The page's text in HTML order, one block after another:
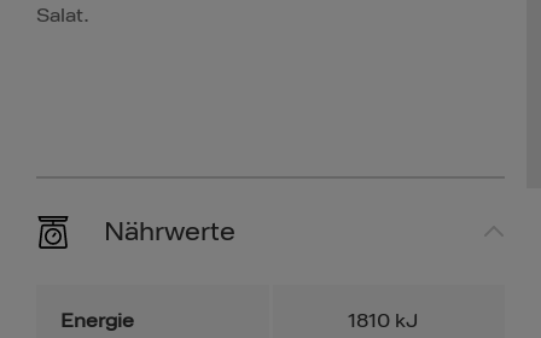
Salat.
Nährwerte
Energie 1810 kJ